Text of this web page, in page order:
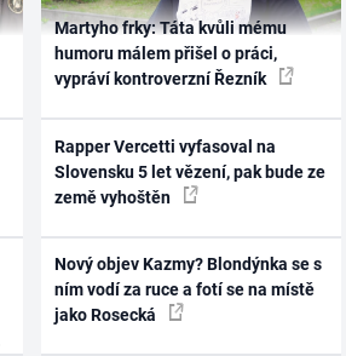
Martyho frky: Táta kvůli mému
humoru málem přišel o práci,
vypráví kontroverzní Řezník
Rapper Vercetti vyfasoval na
Slovensku 5 let vězení, pak bude ze
země vyhoštěn
Nový objev Kazmy? Blondýnka se s
ním vodí za ruce a fotí se na místě
jako Rosecká